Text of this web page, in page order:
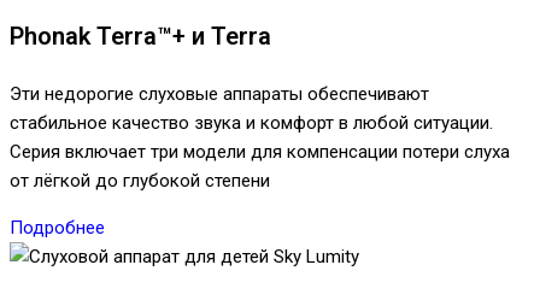
Phonak Terra™+ и Terra
Эти недорогие слуховые аппараты обеспечивают
стабильное качество звука и комфорт в любой ситуации.
Серия включает три модели для компенсации потери слуха
от лёгкой до глубокой степени
Подробнее